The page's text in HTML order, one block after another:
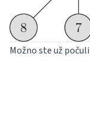
Možno ste už